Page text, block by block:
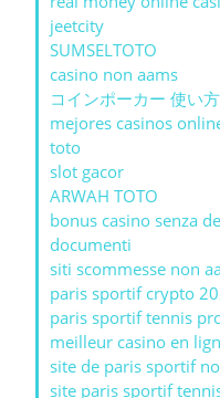
jeetcity
SUMSELTOTO
casino non aams
コインポーカー 使い方
mejores casinos
toto
slot gacor
ARWAH TOTO
bonus casino senza
documenti
siti scommesse non
paris sportif crypto
paris sportif tennis
meilleur casino en
site de paris sportif
site paris sportif